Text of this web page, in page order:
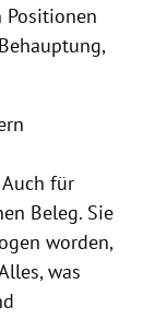
Positionen
für
Beleg. Sie
worden,
was